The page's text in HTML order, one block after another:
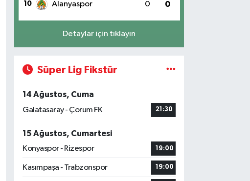
10 Alanyaspor 0 0
Detaylar için tıklayın
Süper Lig Fikstür
14 Ağustos, Cuma
Galatasaray - Çorum FK
21:30
15 Ağustos, Cumartesi
Konyaspor - Rizespor
19:00
Kasımpaşa - Trabzonspor 19:00